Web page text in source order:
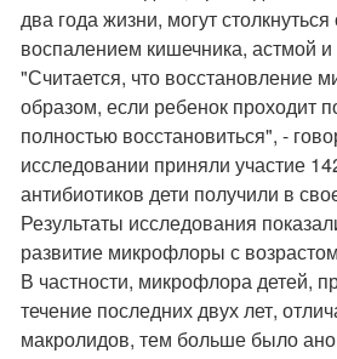
два года жизни, могут
воспалением кишечника, астмой
"Считается, что восстановление
образом, если ребенок проходит
полностью восстановиться", -
исследовании приняли участие
антибиотиков дети получили в
Результаты исследования
развитие микрофлоры с
В частности, микрофлора детей,
течение последних двух лет,
макролидов, тем больше было